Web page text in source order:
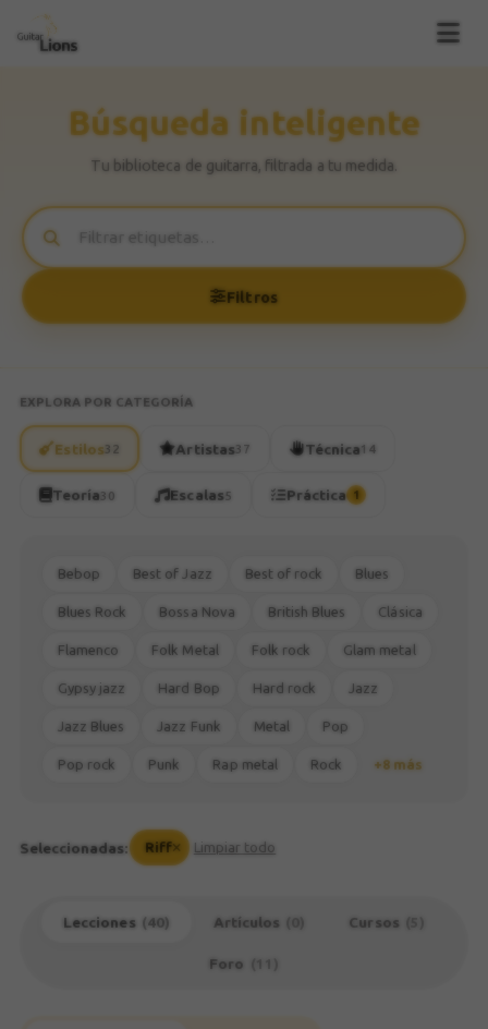
Búsqueda inteligente
Tu biblioteca de guitarra, filtrada a tu medida.
Filtros
EXPLORA POR CATEGORÍA
Estilos32 Artistas37 Técnica14
Teoría30 Escalas5 Práctica 1
Bebop Best of Jazz Best of rock Blues
Blues Rock Bossa Nova British Blues Clásica
Flamenco Folk Metal Folk rock Glam metal
Gypsy jazz Hard Bop Hard rock Jazz
Jazz Blues Jazz Funk Metal Pop
Pop rock Punk Rap metal Rock +8 más
Seleccionadas: Riff Limpiar todo
Lecciones (40) Artículos (0) Cursos
Foro